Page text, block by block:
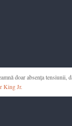
doar absența tensiunii,
King Jr.